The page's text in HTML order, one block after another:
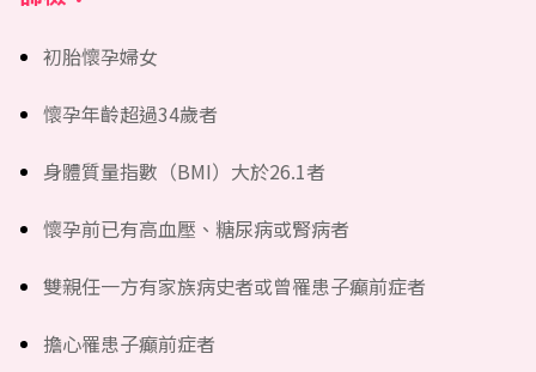
初胎懷孕婦女
懷孕年齡超過34歲者
身體質量指數（BMI）大於26.1者
懷孕前已有高血壓、糖尿病或腎病者
雙親任一方有家族病史者或曾罹患子癲前症者
擔心罹患子癲前症者